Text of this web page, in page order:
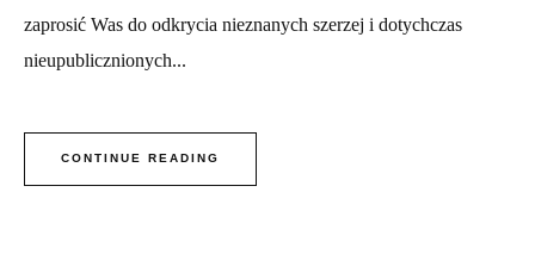
zaprosić Was do odkrycia nieznanych szerzej i dotychczas
nieupublicznionych...
CONTINUE READING